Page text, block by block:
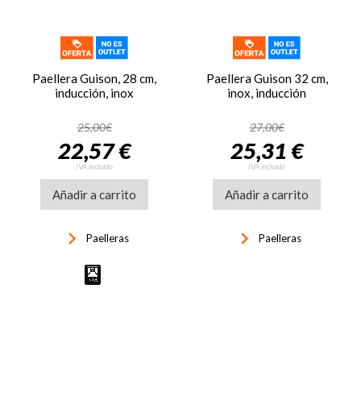
Paellera Guison, 28 cm,
inducción, inox
25,00€
22,57 €
IVA incluido
Añadir a carrito
keyboard_arrow_right Paelleras
Paellera Guison 32 cm,
inox, inducción
27,00€
25,31 €
IVA incluido
Añadir a carrito
keyboard_arrow_right Paelleras